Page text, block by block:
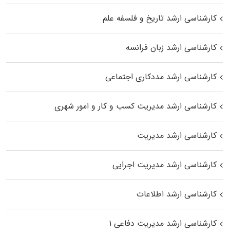
کارشناسی ارشد تاریخ و فلسفه علم
کارشناسی ارشد زبان فرانسه
کارشناسی ارشد مددکاری اجتماعی
کارشناسی ارشد مدیریت کسب و کار و امور شهری
کارشناسی ارشد مدیریت
کارشناسی ارشد مدیریت اجرایی
کارشناسی ارشد اطلاعات
کارشناسی ارشد مدیریت دفاعی ۱